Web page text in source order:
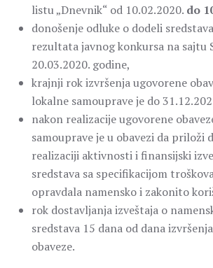
listu „Dnevnik“ od 10.02.2020. do
donošenje odluke o dodeli
rezultata javnog konkursa na sajtu
20.03.2020. godine,
krajnji rok izvršenja ugovorene
lokalne samouprave je do
nakon realizacije ugovorene
samouprave je u obavezi da priloži
realizaciji aktivnosti i finansijski
sredstava sa specifikacijom
opravdala namensko i zakonito
rok dostavljanja izveštaja o
sredstava 15 dana od dana
obaveze.